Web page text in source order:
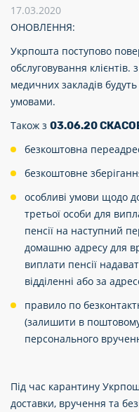
Кар’єра
Для бізнесу
17.03.2020
ОНОВЛЕННЯ:
Укрпошта поступово
обслуговування клієнтів. з
медичних закладів
умовами.
Також з 03.06.20
безкоштовна
безкоштовне
особливі умови щодо
третьої особи для
пенсії на наступний
домашню адресу для
виплати пенсії
відділенні або за
правило по
(залишити в
персонального
Під час карантину
доставки, вручення та